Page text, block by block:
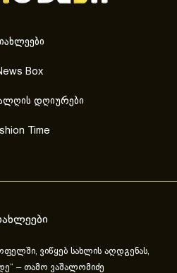
Box
დღიურები
Time
ვიწყებ სახლის აღდგენას,
– თამო ვაშალომიძე